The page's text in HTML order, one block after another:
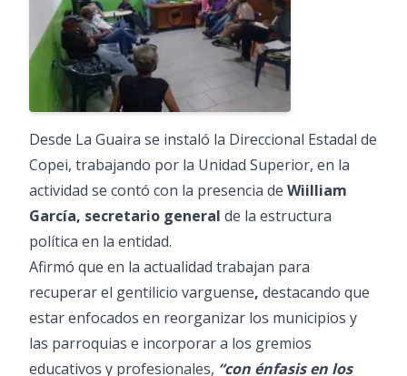
Desde La Guaira se instaló la Direccional Estadal de
Copei, trabajando por la Unidad Superior, en la
actividad se contó con la presencia de Wiilliam
García, secretario general de la estructura
política en la entidad.
Afirmó que en la actualidad trabajan para
recuperar el gentilicio varguense, destacando que
estar enfocados en reorganizar los municipios y
las parroquias e incorporar a los gremios
educativos y profesionales, “con énfasis en los